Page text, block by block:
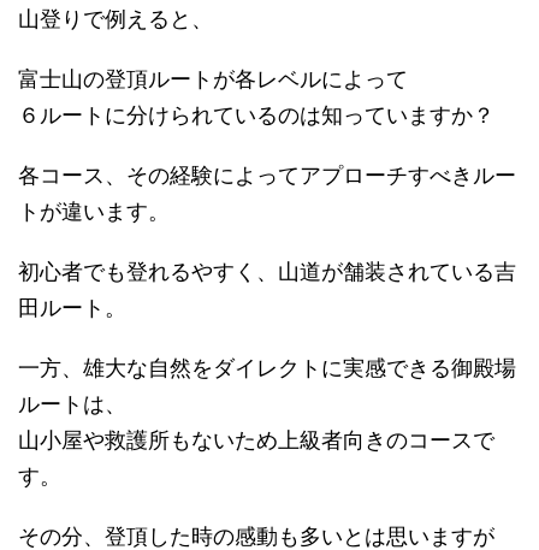
山登りで例えると、
富士山の登頂ルートが各レベルによって
６ルートに分けられているのは知っていますか？
各コース、その経験によってアプローチすべきルー
トが違います。
初心者でも登れるやすく、山道が舗装されている吉
田ルート。
一方、雄大な自然をダイレクトに実感できる御殿場
ルートは、
山小屋や救護所もないため上級者向きのコースで
す。
その分、登頂した時の感動も多いとは思いますが